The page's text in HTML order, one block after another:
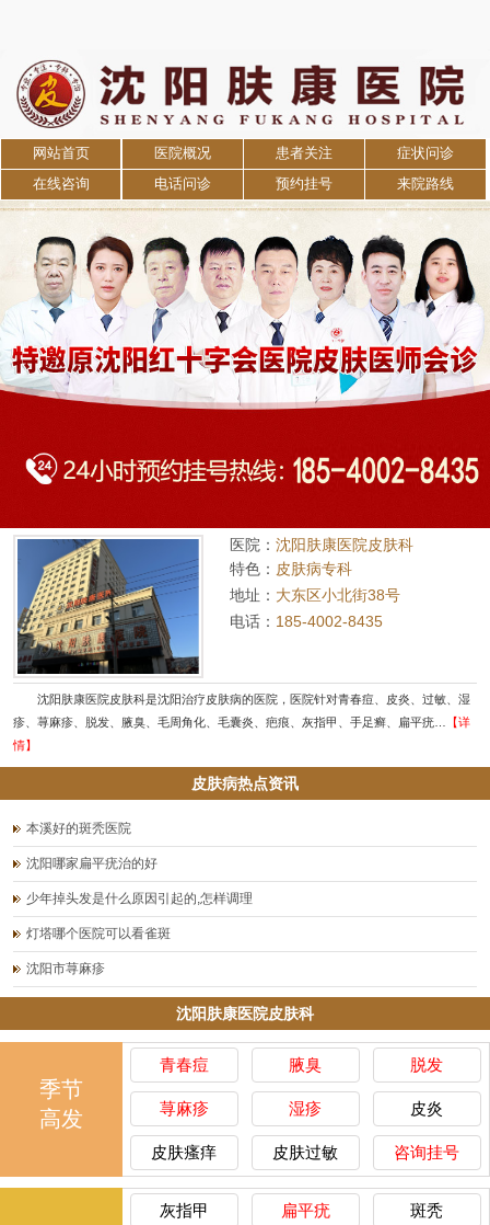
网站首页 医院概况 患者关注 症状问诊
在线咨询 电话问诊 预约挂号 来院路线
医院： 沈阳肤康医院皮肤科
特色： 皮肤病专科
地址： 大东区小北街38号
电话： 185-4002-8435
沈阳肤康医院皮肤科是沈阳治疗皮肤病的医院，医院针对青春痘、皮炎、过敏、湿
疹、荨麻疹、脱发、腋臭、毛周角化、毛囊炎、疤痕、灰指甲、手足癣、扁平疣…
【详
情】
皮肤病热点资讯
本溪好的斑秃医院
沈阳哪家扁平疣治的好
少年掉头发是什么原因引起的,怎样调理
灯塔哪个医院可以看雀斑
沈阳市荨麻疹
沈阳肤康医院皮肤科
季节
高发
青春痘 腋臭 脱发
荨麻疹 湿疹 皮炎
皮肤瘙痒 皮肤过敏 咨询挂号
灰指甲 扁平疣 斑秃